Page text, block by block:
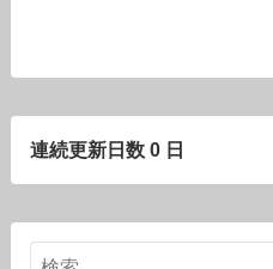
連続更新日数 0 日